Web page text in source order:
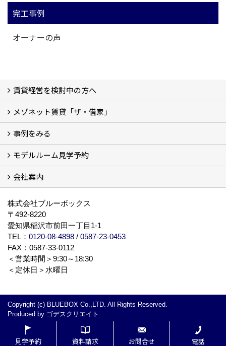
完工事例
オーナーの声
賃貸経営を検討中の方へ
私たちの考え方
賃貸経営の成功学
様々な無料サービス
相続税とは
よくあるご質問
メゾネット賃貸「ザ・借家」
ザ・借家について詳しく知る (2)
事例をみる
建設中の現場レポート
完成した建物を見てみる
オーナーの声
モデルルーム見学予約
モデルルーム見学予約
会社案内
株式会社ブルーボックス
〒492-8220
愛知県稲沢市前田一丁目1-1
TEL： 0120-08-4898 / 0587-23-0453
FAX：0587-33-0112
＜営業時間＞9:30～18:30
＜定休日＞水曜日
Copyright (c) BLUEBOX Co.,LTD. All Rights Reserved.
Produced by ゴデスクリエイト
見学予約 資料請求 お問合せ 電話